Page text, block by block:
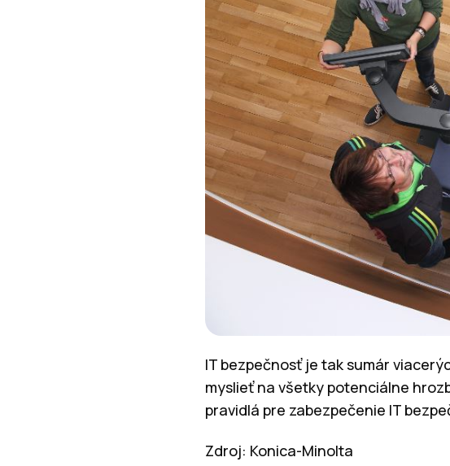
IT bezpečnosť je tak sumár
myslieť na všetky potenciálne
pravidlá pre zabezpečenie IT
Zdroj: Konica-Minolta